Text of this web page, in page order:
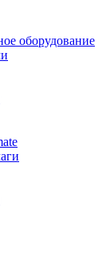
оборудование